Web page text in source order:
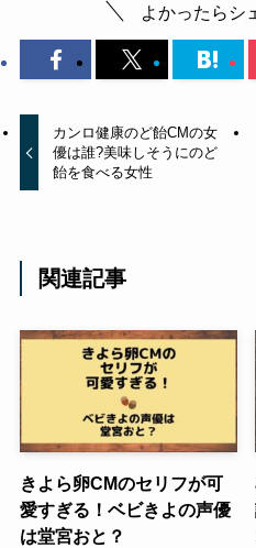
よかったらシ
カンロ健康のど飴CMの女
優は誰?美味しそうにのど
飴を食べる女性
関連記事
きよら卵CMのセリフが可
愛すぎる！ベビきよの声優
は堂宮おと？